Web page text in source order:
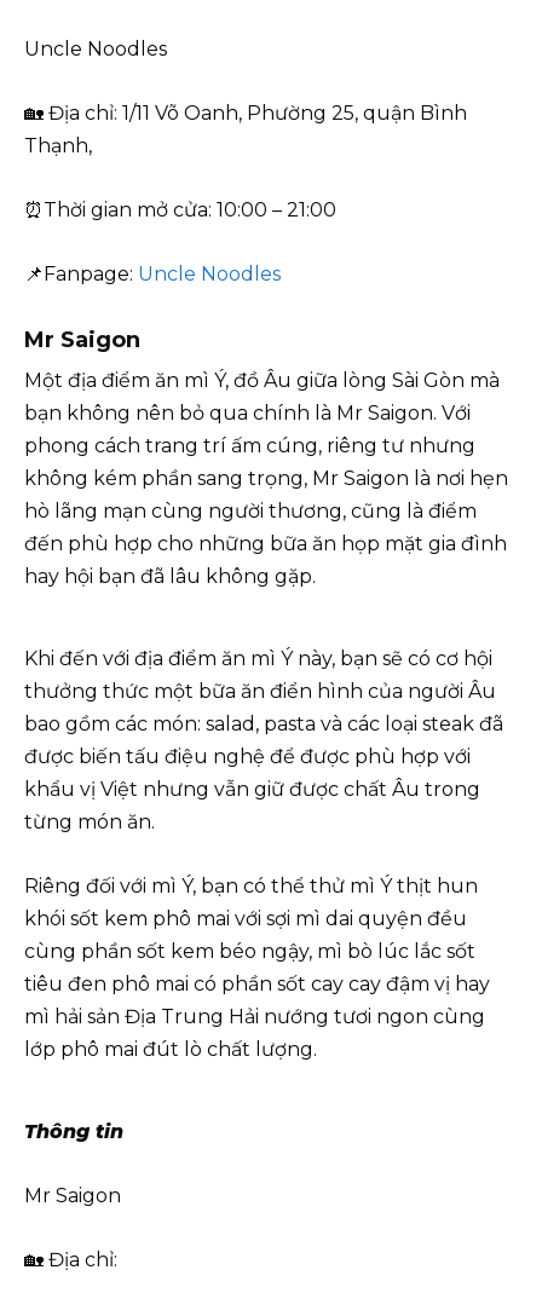
Uncle Noodles
🏡 Địa chỉ: 1/11 Võ Oanh, Phường 25, quận Bình
Thạnh,
⏰Thời gian mở cửa: 10:00 – 21:00
📌Fanpage: Uncle Noodles
Mr Saigon
Một địa điểm ăn mì Ý, đồ Âu giữa lòng Sài Gòn mà
bạn không nên bỏ qua chính là Mr Saigon. Với
phong cách trang trí ấm cúng, riêng tư nhưng
không kém phần sang trọng, Mr Saigon là nơi hẹn
hò lãng mạn cùng người thương, cũng là điểm
đến phù hợp cho những bữa ăn họp mặt gia đình
hay hội bạn đã lâu không gặp.
Khi đến với địa điểm ăn mì Ý này, bạn sẽ có cơ hội
thưởng thức một bữa ăn điển hình của người Âu
bao gồm các món: salad, pasta và các loại steak đã
được biến tấu điệu nghệ để được phù hợp với
khẩu vị Việt nhưng vẫn giữ được chất Âu trong
từng món ăn.
Riêng đối với mì Ý, bạn có thể thử mì Ý thịt hun
khói sốt kem phô mai với sợi mì dai quyện đều
cùng phần sốt kem béo ngậy, mì bò lúc lắc sốt
tiêu đen phô mai có phần sốt cay cay đậm vị hay
mì hải sản Địa Trung Hải nướng tươi ngon cùng
lớp phô mai đút lò chất lượng.
Thông tin
Mr Saigon
🏡 Địa chỉ: